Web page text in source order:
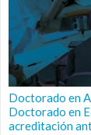
Doctorado en
Doctorado en
acreditación